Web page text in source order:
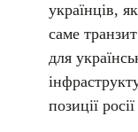
українців,
саме
для
позиції